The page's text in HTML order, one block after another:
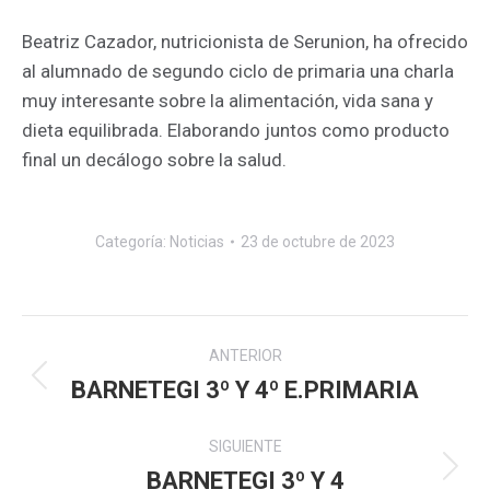
Beatriz Cazador, nutricionista de Serunion, ha ofrecido
al alumnado de segundo ciclo de primaria una charla
muy interesante sobre la alimentación, vida sana y
dieta equilibrada. Elaborando juntos como producto
final un decálogo sobre la salud.
Categoría: Noticias 23 de octubre de 2023
Navegación
entre
publicaciones
ANTERIOR
Publicación
BARNETEGI 3º Y 4º E.PRIMARIA
SIGUIENTE
Publicación
BARNETEGI 3º Y 4